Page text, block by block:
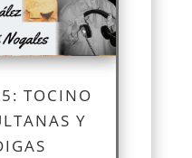
TOCINO
Y